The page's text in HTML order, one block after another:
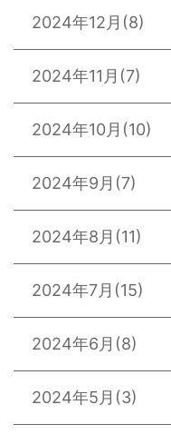
2024年12月 (8)
2024年11月 (7)
2024年10月 (10)
2024年9月 (7)
2024年8月 (11)
2024年7月 (15)
2024年6月 (8)
2024年5月 (3)